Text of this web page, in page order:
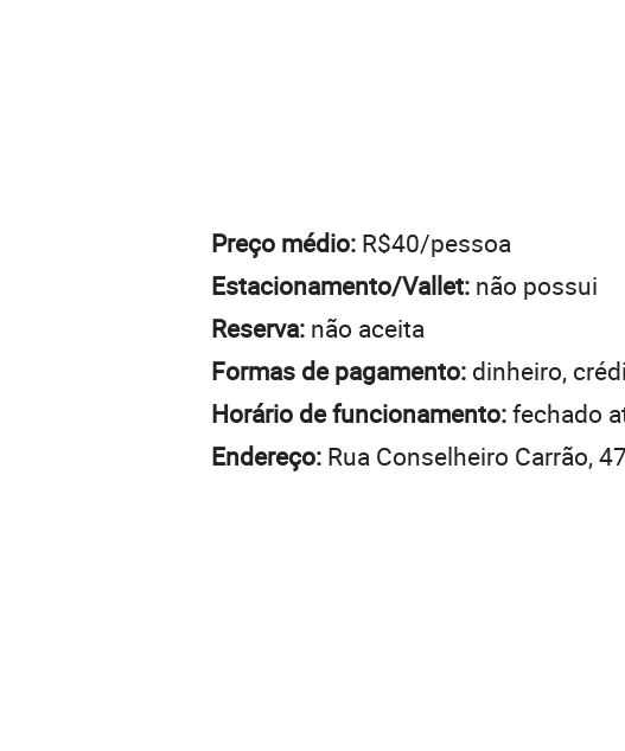
Preço médio: R$40/pessoa
Estacionamento/Vallet: não possui
Reserva: não aceita
Formas de pagamento: dinheiro,
Horário de funcionamento:fechado
Endereço: Rua Conselheiro Carrão,